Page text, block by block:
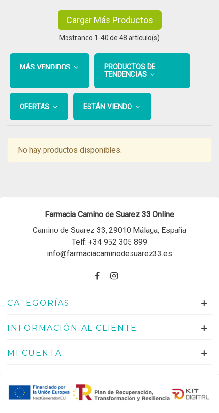
Cargar Más Productos
Mostrando 1 -40 de 48 artículo(s)
MÁS VENDIDOS
PRODUCTOS DE
TENDENCIAS
OFERTAS ESTÁN VIENDO
No hay productos disponibles.
Farmacia Camino de Suarez 33 Online
Camino de Suarez 33, 29010 Málaga, España
Telf: +34 952 305 899
info@farmaciacaminodesuarez33.es
CATEGORÍAS
INFORMACIÓN AL CLIENTE
MI CUENTA